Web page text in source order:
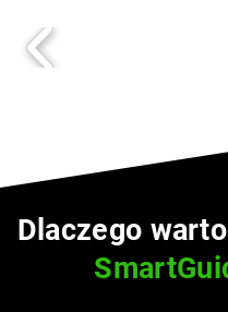
Dlaczego